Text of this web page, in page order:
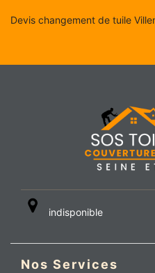
Devis changement de tuile
indisponible
Nos Services